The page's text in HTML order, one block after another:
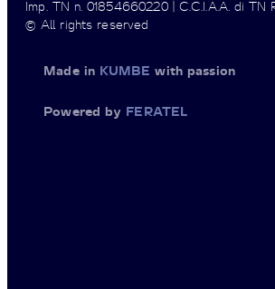
Imp. TN n. 01854660220 | C.C.I.A.A. di TN
© All rights reserved
Made in KUMBE with passion
Powered by FERATEL